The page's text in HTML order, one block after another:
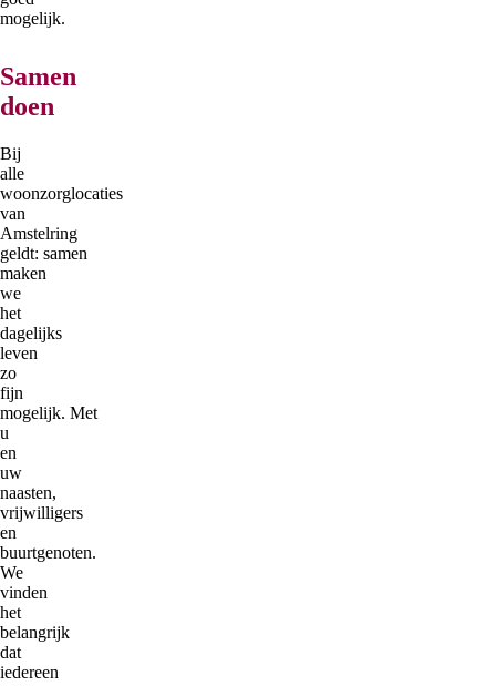
mogelijk.
Samen
doen
Bij
alle
woonzorglocaties
van
Amstelring
geldt: samen
maken
we
het
dagelijks
leven
zo
fijn
mogelijk. Met
u
en
uw
naasten,
vrijwilligers
en
buurtgenoten.
We
vinden
het
belangrijk
dat
iedereen